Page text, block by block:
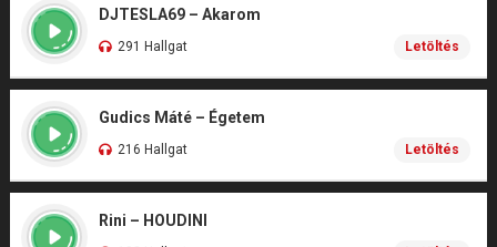
DJTESLA69 – Akarom
291 Hallgat Letöltés
Gudics Máté – Égetem
216 Hallgat Letöltés
Rini – HOUDINI